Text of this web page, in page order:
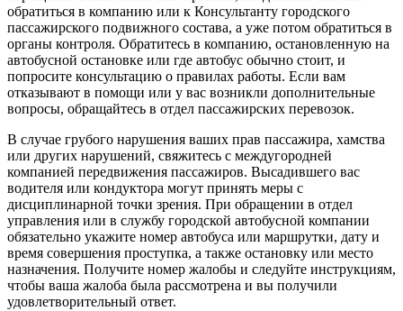
обратиться в компанию или к Консультанту городского
пассажирского подвижного состава, а уже потом обратиться в
органы контроля. Обратитесь в компанию, остановленную на
автобусной остановке или где автобус обычно стоит, и
попросите консультацию о правилах работы. Если вам
отказывают в помощи или у вас возникли дополнительные
вопросы, обращайтесь в отдел пассажирских перевозок.
В случае грубого нарушения ваших прав пассажира, хамства
или других нарушений, свяжитесь с междугородней
компанией передвижения пассажиров. Высадившего вас
водителя или кондуктора могут принять меры с
дисциплинарной точки зрения. При обращении в отдел
управления или в службу городской автобусной компании
обязательно укажите номер автобуса или маршрутки, дату и
время совершения проступка, а также остановку или место
назначения. Получите номер жалобы и следуйте инструкциям,
чтобы ваша жалоба была рассмотрена и вы получили
удовлетворительный ответ.